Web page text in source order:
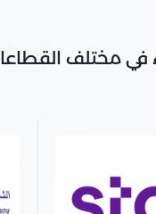
مختلف